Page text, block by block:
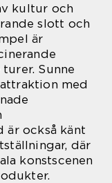
kultur och
slott och
är
Sunne
med
är också känt
där
konstscenen